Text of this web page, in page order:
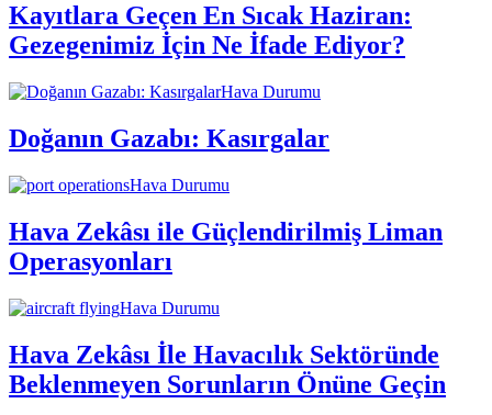
Kayıtlara Geçen En Sıcak Haziran:
Gezegenimiz İçin Ne İfade Ediyor?
Hava Durumu
Doğanın Gazabı: Kasırgalar
Hava Durumu
Hava Zekâsı ile Güçlendirilmiş Liman
Operasyonları
Hava Durumu
Hava Zekâsı İle Havacılık Sektöründe
Beklenmeyen Sorunların Önüne Geçin